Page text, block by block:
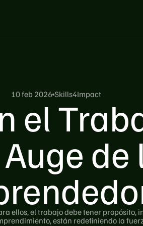
10 feb 2026 Skills4Impact
el
ellos, el trabajo debe tener propósito,
están redefiniendo la